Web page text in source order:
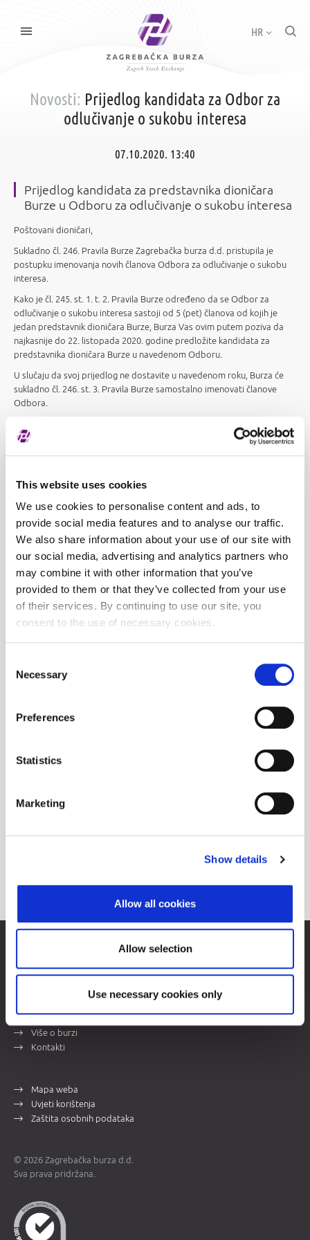
This website uses cookies
We use cookies to personalise content and ads, to
provide social media features and to analyse our traffic.
We also share information about your use of our site with
our social media, advertising and analytics partners who
may combine it with other information that you’ve
provided to them or that they’ve collected from your use
of their services. By continuing to use our site, you
consent to the use of necessary cookies.
Selection
Necessary
Preferences
Statistics
Marketing
Show details
Allow all cookies
Allow selection
Use necessary cookies only
HR
Novosti: Prijedlog kandidata za Odbor za
odlučivanje o sukobu interesa
07.10.2020. 13:40
Prijedlog kandidata za predstavnika dioničara
Burze u Odboru za odlučivanje o sukobu interesa
Poštovani dioničari,
Sukladno čl. 246. Pravila Burze Zagrebačka burza d.d. pristupila je
postupku imenovanja novih članova Odbora za odlučivanje o sukobu
interesa.
Kako je čl. 245. st. 1. t. 2. Pravila Burze određeno da se Odbor za
odlučivanje o sukobu interesa sastoji od 5 (pet) članova od kojih je
jedan predstavnik dioničara Burze, Burza Vas ovim putem poziva da
najkasnije do 22. listopada 2020. godine predložite kandidata za
predstavnika dioničara Burze u navedenom Odboru.
U slučaju da svoj prijedlog ne dostavite u navedenom roku, Burza će
sukladno čl. 246. st. 3. Pravila Burze samostalno imenovati članove
Odbora.
elektroničke pošte
Zahvaljujemo na suradnji.
Zagrebačka burza d.d.
Trgovački sud u Zagrebu, MBS 080034217
Opći podaci
Više o burzi
Kontakti
Mapa weba
Uvjeti korištenja
Zaštita osobnih podataka
© 2026 Zagrebačka burza d.d.
Sva prava pridržana.